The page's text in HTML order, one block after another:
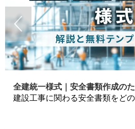
全建統一様式｜安全書類作成の